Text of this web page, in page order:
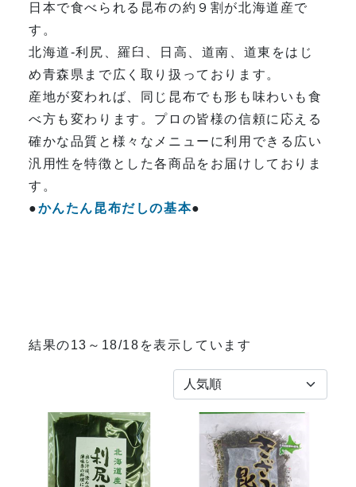
日本で食べられる昆布の約９割が北海道産で
す。
北海道-利尻、羅臼、日高、道南、道東をはじ
め青森県まで広く取り扱っております。
産地が変われば、同じ昆布でも形も味わいも食
べ方も変わります。プロの皆様の信頼に応える
確かな品質と様々なメニューに利用できる広い
汎用性を特徴とした各商品をお届けしておりま
す。
●かんたん昆布だしの基本●
結果の13～18/18を表示しています